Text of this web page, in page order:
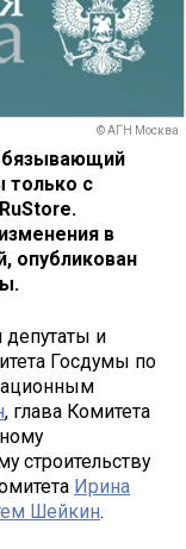
© АГН Москва
только с
в
опубликован
депутаты и
Госдумы по
, глава Комитета
строительству
Ирина
Шейкин.